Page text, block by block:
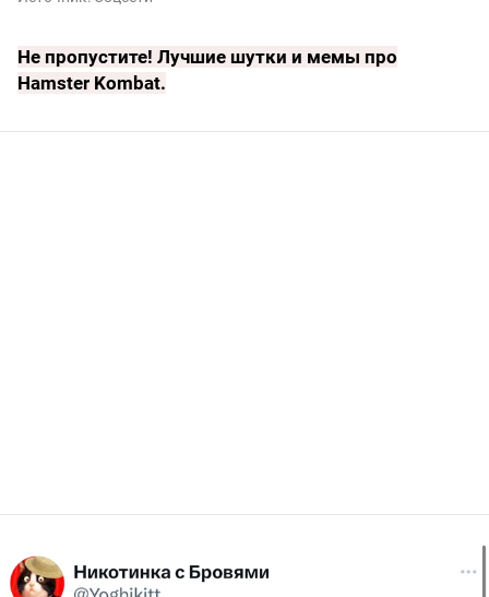
Не пропустите! Лучшие шутки и мемы про
Hamster Kombat.